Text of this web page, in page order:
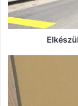
Adótraffipax
várható